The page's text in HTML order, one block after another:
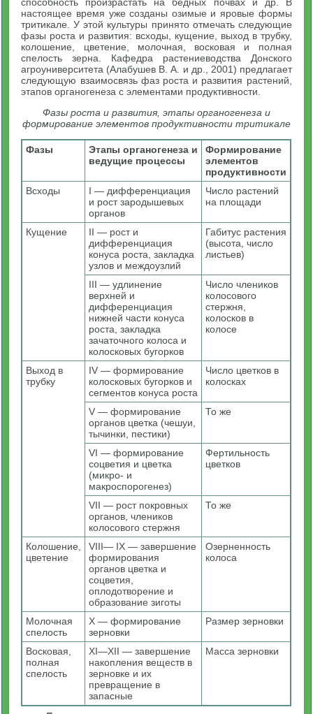
настоящее время уже созданы озимые и яровые формы
тритикале. У этой культуры принято отмечать следующие
фазы роста и развития: всходы, кущение, выход в трубку,
колошение, цветение, молочная, восковая и полная
спелость зерна. Кафедра растениеводства Донского
агроуниверситета (Алабушев В. А. и др., 2001) предлагает
следующую взаимосвязь фаз роста и развития растений,
этапов органогенеза с элементами продуктивности.
Фазы роста и развития, этапы органогенеза и
формирование элементов продуктивности тритикале
Фазы
Этапы органогенеза и
ведущие процессы
Формирование
элементов
продуктивности
Всходы
I — дифференциация
и рост зародышевых
органов
Число растений
на площади
Кущение
II — рост и
дифференциация
конуса роста, закладка
узлов и междоузлий
Габитус растения
(высота, число
листьев)
III — удлинение
верхней и
дифференциация
нижней части конуса
роста, закладка
зачаточного колоса и
колосковых бугорков
Число члеников
колосового
стержня,
колосков в
колосе
Выход в
трубку
IV — формирование
колосковых бугорков и
сегментов конуса роста
Число цветков в
колосках
V — формирование
органов цветка (чешуи,
тычинки, пестики)
То же
VI — формирование
соцветия и цветка
(микро- и
макроспорогенез)
Фертильность
цветков
VII — рост покровных
органов, члеников
колосового стержня
То же
Колошение,
цветение
VIII— IX — завершение
формирования
органов цветка и
соцветия,
оплодотворение и
образование зиготы
Озерненность
колоса
Молочная
спелость
X — формирование
зерновки
Размер зерновки
Восковая,
полная
спелость
XI—XII — завершение
накопления веществ в
зерновке и их
превращение в
запасные
Масса зерновки